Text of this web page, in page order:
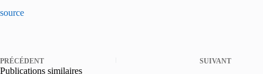
source
PRÉCÉDENT SUIVANT
Publications similaires